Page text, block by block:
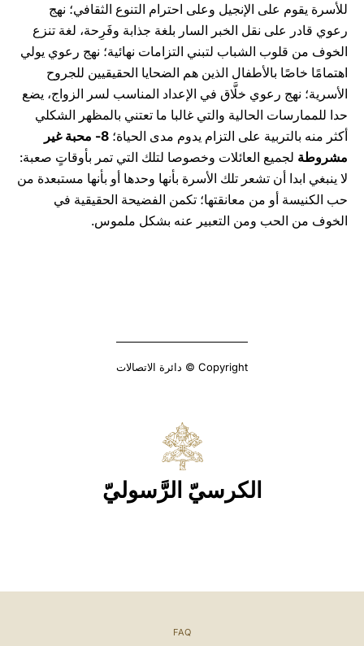
للأسرة يقوم على الإنجيل وعلى احترام التنوع الثقافي؛ نهج
رعوي قادر على نقل الخبر السار بلغة جذابة وفَرِحة، لغة تنزع
الخوف من قلوب الشباب لتبني التزامات نهائية؛ نهج رعوي يولي
اهتمامًا خاصًا بالأطفال الذين هم الضحايا الحقيقيين للجروح
الأسرية؛ نهج رعوي خلَّاق في الإعداد المناسب لسر الزواج، يضع
حدا للممارسات الحالية والتي غالبا ما تعتني بالمظهر الشكلي
أكثر منه بالتربية على التزام يدوم مدى الحياة؛ 8- محبة غير
مشروطة لجميع العائلات وخصوصا لتلك التي تمر بأوقاتٍ صعبة:
لا ينبغي ابدا أن تشعر تلك الأسرة بأنها وحدها أو بأنها مستبعدة من
حب الكنيسة أو من معانقتها؛ تكمن الفضيحة الحقيقية في
الخوف من الحب ومن التعبير عنه بشكل ملموس.
Copyright © دائرة الاتصالات
الكرسيّ الرَّسوليّ
FAQ